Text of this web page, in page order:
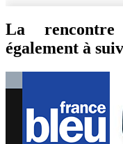
La rencontre
également à